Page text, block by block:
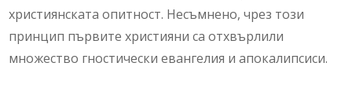
християнската опитност. Несъмнено, чрез този
принцип първите християни са отхвърлили
множество гностически евангелия и апокалипсиси.